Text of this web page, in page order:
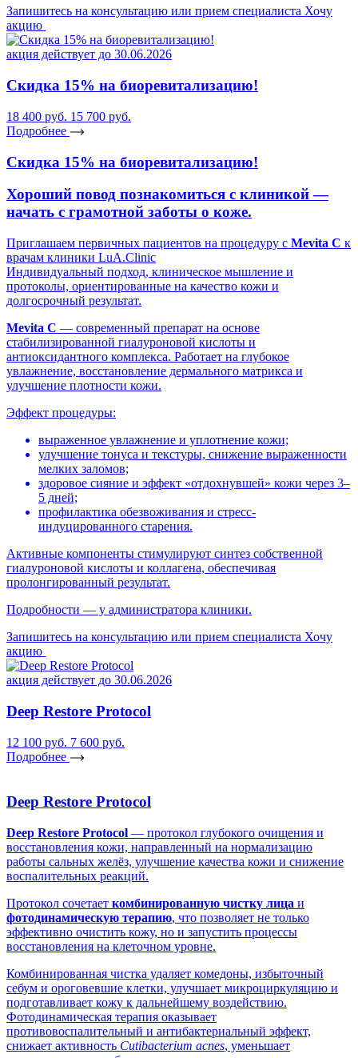
Запишитесь на консультацию или прием специалиста Хочу
акцию
акция действует до 30.06.2026
Скидка 15% на биоревитализацию!
18 400 руб. 15 700 руб.
Подробнее
Скидка 15% на биоревитализацию!
Хороший повод познакомиться с клиникой —
начать с грамотной заботы о коже.
Приглашаем первичных пациентов на процедуру с Mevita C к
врачам клиники LuA.Clinic
Индивидуальный подход, клиническое мышление и
протоколы, ориентированные на качество кожи и
долгосрочный результат.
Mevita C — современный препарат на основе
стабилизированной гиалуроновой кислоты и
антиоксидантного комплекса. Работает на глубокое
увлажнение, восстановление дермального матрикса и
улучшение плотности кожи.
Эффект процедуры:
выраженное увлажнение и уплотнение кожи;
улучшение тонуса и текстуры, снижение выраженности
мелких заломов;
здоровое сияние и эффект «отдохнувшей» кожи через 3–
5 дней;
профилактика обезвоживания и стресс-
индуцированного старения.
Активные компоненты стимулируют синтез собственной
гиалуроновой кислоты и коллагена, обеспечивая
пролонгированный результат.
Подробности — у администратора клиники.
Запишитесь на консультацию или прием специалиста Хочу
акцию
акция действует до 30.06.2026
Deep Restore Protocol
12 100 руб. 7 600 руб.
Подробнее
Deep Restore Protocol
Deep Restore Protocol — протокол глубокого очищения и
восстановления кожи, направленный на нормализацию
работы сальных желёз, улучшение качества кожи и снижение
воспалительных реакций.
Протокол сочетает комбинированную чистку лица и
фотодинамическую терапию, что позволяет не только
эффективно очистить кожу, но и запустить процессы
восстановления на клеточном уровне.
Комбинированная чистка удаляет комедоны, избыточный
себум и ороговевшие клетки, улучшает микроциркуляцию и
подготавливает кожу к дальнейшему воздействию.
Фотодинамическая терапия оказывает
противовоспалительный и антибактериальный эффект,
снижает активность Cutibacterium acnes, уменьшает